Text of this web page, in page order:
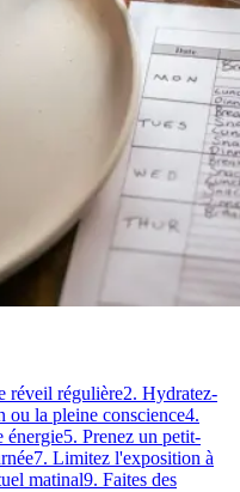
réveil régulière2. Hydratez-
ou la pleine conscience4.
énergie5. Prenez un petit-
7. Limitez l'exposition à
matinal9. Faites des